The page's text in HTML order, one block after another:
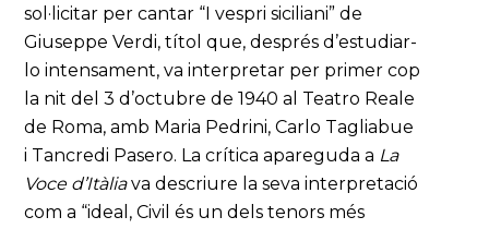
sol·licitar per cantar “I vespri siciliani” de
Giuseppe Verdi, títol que, després d’estudiar-
lo intensament, va interpretar per primer cop
la nit del 3 d’octubre de 1940 al Teatro Reale
de Roma, amb Maria Pedrini, Carlo Tagliabue
i Tancredi Pasero. La crítica apareguda a La
Voce d’Itàliava descriure la seva interpretació
com a “ideal, Civil és un dels tenors més